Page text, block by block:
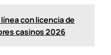
con licencia de
casinos 2026